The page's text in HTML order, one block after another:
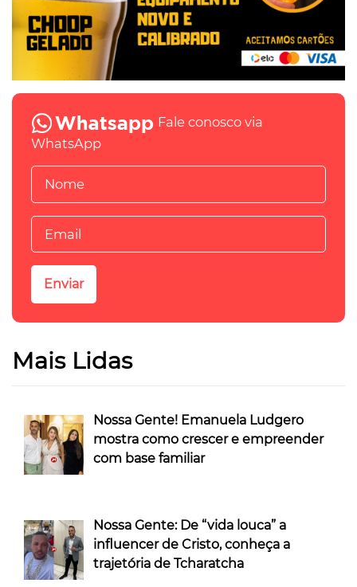
Fale conosco via
WhatsApp
Mais Lidas
Nossa Gente! Emanuela Ludgero
mostra como crescer e empreender
com base familiar
Nossa Gente: De “vida louca” a
influencer de Cristo, conheça a
trajetória de Tcharatcha